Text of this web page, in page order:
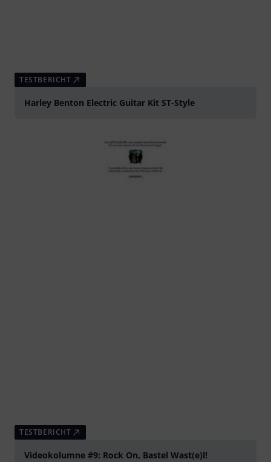
TESTBERICHT
Harley Benton Electric Guitar Kit ST-Style
TESTBERICHT
Videokolumne #9: Rock On, Bastel Wast(e)l!